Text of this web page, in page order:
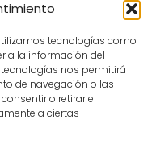
tecnologías como
a la información del
nos permitirá
de navegación o las
o retirar el
a ciertas
puente
definitiva para la
revisiones
alternativas
reducir impacto.